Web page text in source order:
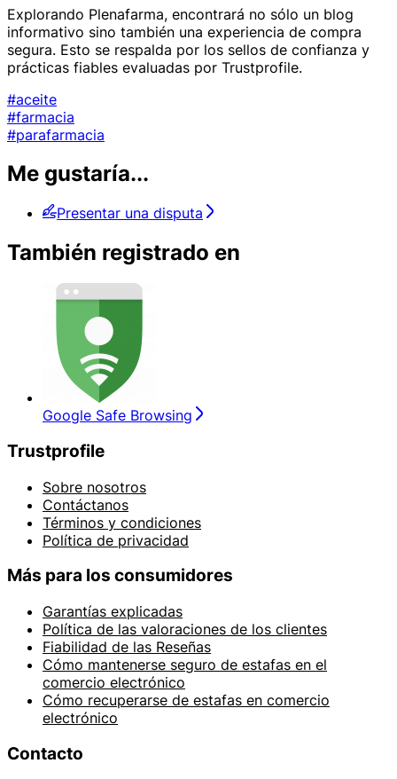
Explorando Plenafarma, encontrará no sólo un blog
informativo sino también una experiencia de compra
segura. Esto se respalda por los sellos de confianza y
prácticas fiables evaluadas por Trustprofile.
#aceite
#farmacia
#parafarmacia
Me gustaría...
Presentar una disputa
También registrado en
Google Safe Browsing
Trustprofile
Sobre nosotros
Contáctanos
Términos y condiciones
Política de privacidad
Más para los consumidores
Garantías explicadas
Política de las valoraciones de los clientes
Fiabilidad de las Reseñas
Cómo mantenerse seguro de estafas en el
comercio electrónico
Cómo recuperarse de estafas en comercio
electrónico
Contacto